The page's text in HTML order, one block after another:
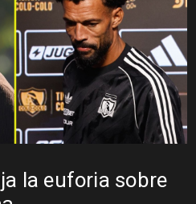
la euforia sobre